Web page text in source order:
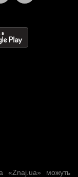
«Znaj.ua» можуть